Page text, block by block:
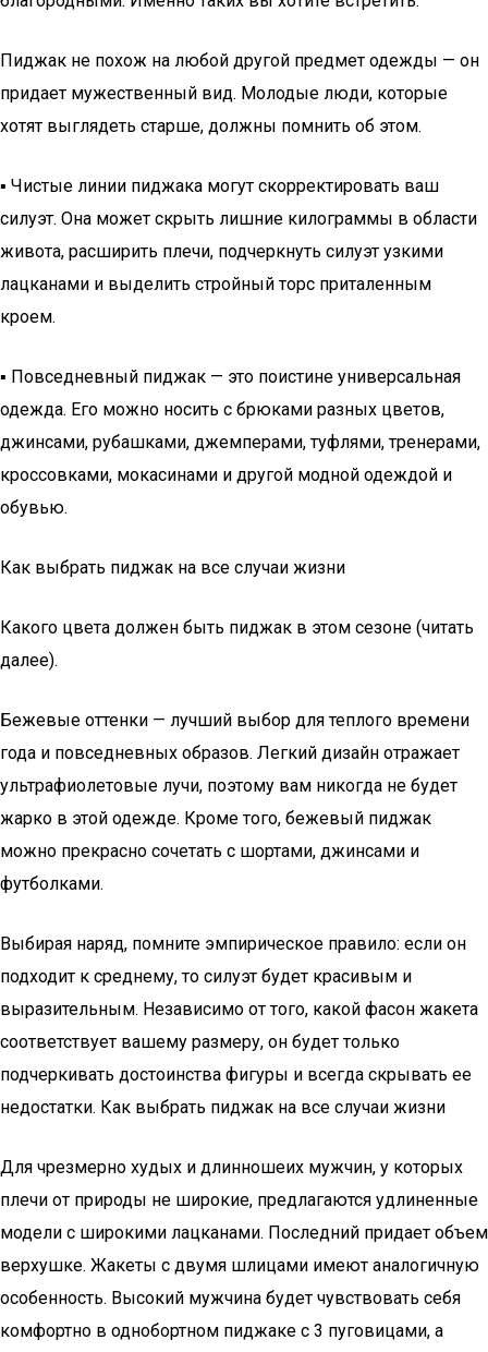
Пиджак не похож на любой другой предмет одежды — он
придает мужественный вид. Молодые люди, которые
хотят выглядеть старше, должны помнить об этом.
▪ Чистые линии пиджака могут скорректировать ваш
силуэт. Она может скрыть лишние килограммы в области
живота, расширить плечи, подчеркнуть силуэт узкими
лацканами и выделить стройный торс приталенным
кроем.
▪ Повседневный пиджак — это поистине универсальная
одежда. Его можно носить с брюками разных цветов,
джинсами, рубашками, джемперами, туфлями, тренерами,
кроссовками, мокасинами и другой модной одеждой и
обувью.
Как выбрать пиджак на все случаи жизни
Какого цвета должен быть пиджак в этом сезоне (читать
далее).
Бежевые оттенки — лучший выбор для теплого времени
года и повседневных образов. Легкий дизайн отражает
ультрафиолетовые лучи, поэтому вам никогда не будет
жарко в этой одежде. Кроме того, бежевый пиджак
можно прекрасно сочетать с шортами, джинсами и
футболками.
Выбирая наряд, помните эмпирическое правило: если он
подходит к среднему, то силуэт будет красивым и
выразительным. Независимо от того, какой фасон жакета
соответствует вашему размеру, он будет только
подчеркивать достоинства фигуры и всегда скрывать ее
недостатки. Как выбрать пиджак на все случаи жизни
Для чрезмерно худых и длинношеих мужчин, у которых
плечи от природы не широкие, предлагаются удлиненные
модели с широкими лацканами. Последний придает объем
верхушке. Жакеты с двумя шлицами имеют аналогичную
особенность. Высокий мужчина будет чувствовать себя
комфортно в однобортном пиджаке с 3 пуговицами, а